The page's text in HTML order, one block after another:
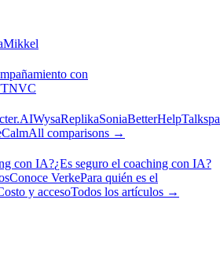
Mikkel
con
NVC
WysaReplikaSoniaBetterHelp
CalmAll comparisons →
con IA?¿Es seguro el coaching con IA?
Conoce VerkePara quién es el
y accesoTodos los artículos →